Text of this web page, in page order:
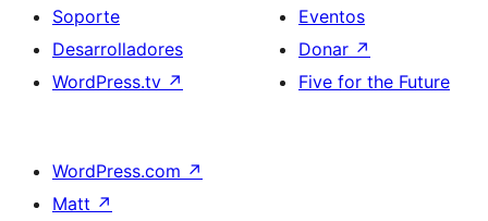
Soporte
Desarrolladores
WordPress.tv ↗
Eventos
Donar ↗
Five for the Future
WordPress.com ↗
Matt ↗